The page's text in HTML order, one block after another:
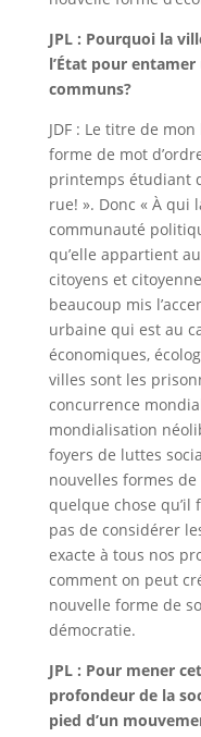
JPL : Pourquoi la
l’État pour
communs?
JDF : Le titre de
forme de mot
printemps étudiant
rue! ». Donc « À qui
communauté
qu’elle appartient
citoyens et
beaucoup mis
urbaine qui est au
économiques,
villes sont les
concurrence
mondialisation
foyers de luttes
nouvelles formes
quelque chose qu’il
pas de considérer
exacte à tous nos
comment on peut
nouvelle forme de
démocratie.
JPL : Pour mener
profondeur de la
pied d’un